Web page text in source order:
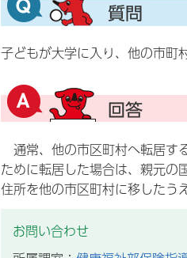
子どもが大学に入り、他の市町
通常、他の市区町村へ転居す
ために転居した場合は、親元の
住所を他の市区町村に移したう
お問い合わせ